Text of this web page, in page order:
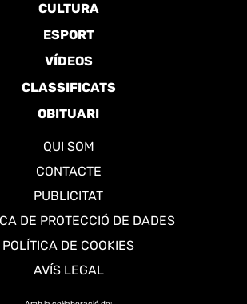
CULTURA
ESPORT
VÍDEOS
CLASSIFICATS
OBITUARI
QUI SOM
CONTACTE
PUBLICITAT
DE PROTECCIÓ DE DADES
POLÍTICA DE COOKIES
AVÍS LEGAL